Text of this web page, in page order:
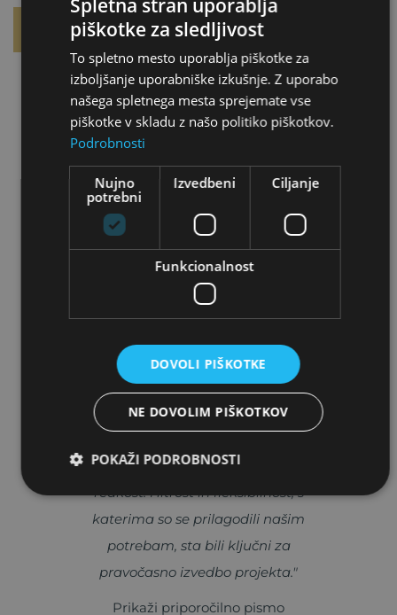
Reference
https://www.nlb.si/
"Izjemno smo zadovoljni z rezultatom,
ki je še dodatno poudaril prestižnost in
izdelave srebrnikov je na najvišji ravni,
kar odraža visoke standarde podjetja
ELEMENTUM. Vsak srebrnik je izdelan
detajlov, kar je v današnjem času
redkost. Hitrost in fleksibilnost, s
katerima so se prilagodili našim
potrebam, sta bili ključni za
pravočasno izvedbo projekta."
Prikaži priporočilno pismo
Spletna stran uporablja
piškotke za sledljivost
To spletno mesto uporablja piškotke za
izboljšanje uporabniške izkušnje. Z uporabo
našega spletnega mesta sprejemate vse
piškotke v skladu z našo politiko piškotkov.
Podrobnosti
Nujno
potrebni
Izvedbeni Ciljanje
Funkcionalnost
DOVOLI PIŠKOTKE
NE DOVOLIM PIŠKOTKOV
POKAŽI PODROBNOSTI